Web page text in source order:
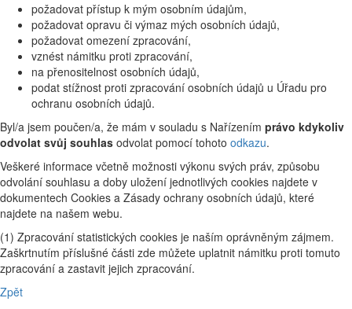
požadovat přístup k mým osobním údajům,
požadovat opravu či výmaz mých osobních údajů,
požadovat omezení zpracování,
vznést námitku proti zpracování,
na přenositelnost osobních údajů,
podat stížnost proti zpracování osobních údajů u Úřadu pro
ochranu osobních údajů.
Byl/a jsem poučen/a, že mám v souladu s Nařízením právo kdykoliv
odvolat svůj souhlas odvolat pomocí tohoto odkazu.
Veškeré informace včetně možnosti výkonu svých práv, způsobu
odvolání souhlasu a doby uložení jednotlivých cookies najdete v
dokumentech Cookies a Zásady ochrany osobních údajů, které
najdete na našem webu.
(1) Zpracování statistických cookies je naším oprávněným zájmem.
Zaškrtnutím příslušné části zde můžete uplatnit námitku proti tomuto
zpracování a zastavit jejich zpracování.
Zpět